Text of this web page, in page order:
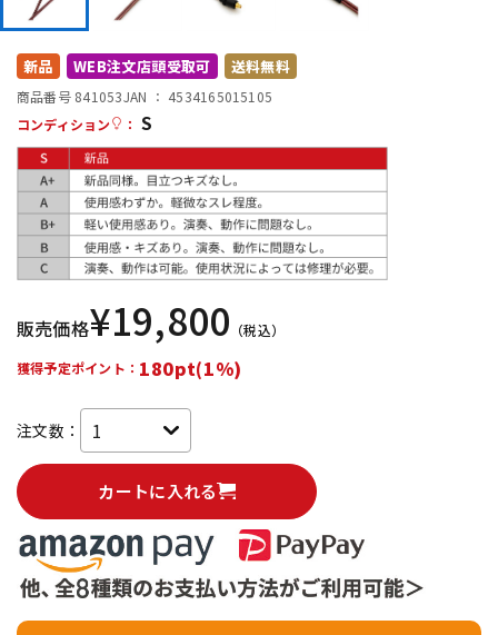
DTM オンライン納品 レコーディング機器
配信/ライブ機器
中古 ヴィンテージ
新品 WEB注文店頭受取可 送料無料
商品番号 841053JAN ： 4534165015105
コンディション
： S
販売価格¥19,800 （税込）
獲得予定ポイント： 180pt(1%)
注文数：
カートに入れる